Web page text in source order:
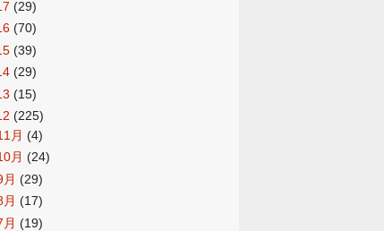
(29)
(70)
(39)
(29)
(15)
(225)
月 (4)
月 (24)
月 (29)
月 (17)
月 (19)